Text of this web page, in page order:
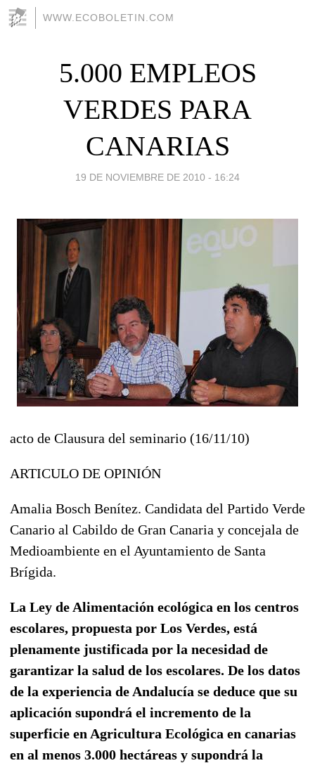
WWW.ECOBOLETIN.COM
5.000 EMPLEOS
VERDES PARA
CANARIAS
19 DE NOVIEMBRE DE 2010 - 16:24
acto de Clausura del seminario (16/11/10)
ARTICULO DE OPINIÓN
Amalia Bosch Benítez. Candidata del Partido Verde
Canario al Cabildo de Gran Canaria y concejala de
Medioambiente en el Ayuntamiento de Santa
Brígida.
La Ley de Alimentación ecológica en los centros
escolares, propuesta por Los Verdes, está
plenamente justificada por la necesidad de
garantizar la salud de los escolares. De los datos
de la experiencia de Andalucía se deduce que su
aplicación supondrá el incremento de la
superficie en Agricultura Ecológica en canarias
en al menos 3.000 hectáreas y supondrá la